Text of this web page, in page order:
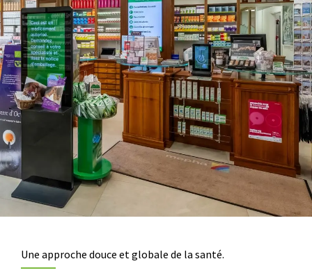
Une approche douce et globale de la santé.